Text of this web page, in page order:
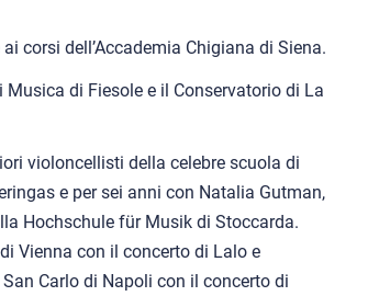
corsi dell’Accademia Chigiana di Siena.
di Fiesole e il Conservatorio di La
violoncellisti della celebre scuola di
e per sei anni con Natalia Gutman,
Hochschule für Musik di Stoccarda.
Vienna con il concerto di Lalo e
Carlo di Napoli con il concerto di